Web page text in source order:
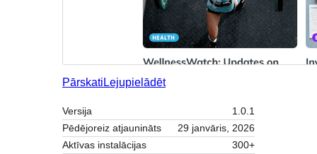
Pārskati Lejupielādēt
Versija
1.0.1
Pēdējoreiz atjaunināts
29 janvāris, 2026
Aktīvas instalācijas
300+